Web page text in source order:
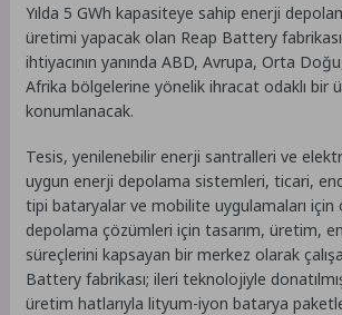
Yılda 5 GWh kapasiteye sahip enerji
üretimi yapacak olan Reap Battery
ihtiyacının yanında ABD, Avrupa, Orta
Afrika bölgelerine yönelik ihracat odaklı bir
konumlanacak.
Tesis, yenilenebilir enerji santralleri ve
uygun enerji depolama sistemleri, ticari,
tipi bataryalar ve mobilite uygulamaları için
depolama çözümleri için tasarım, üretim,
süreçlerini kapsayan bir merkez olarak
Battery fabrikası; ileri teknolojiyle
üretim hatlarıyla lityum-iyon batarya